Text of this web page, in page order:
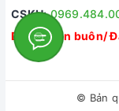
Kiểu máy
Công suất làm
CSKH:
Dự án/ Bán buôn/
© Bản